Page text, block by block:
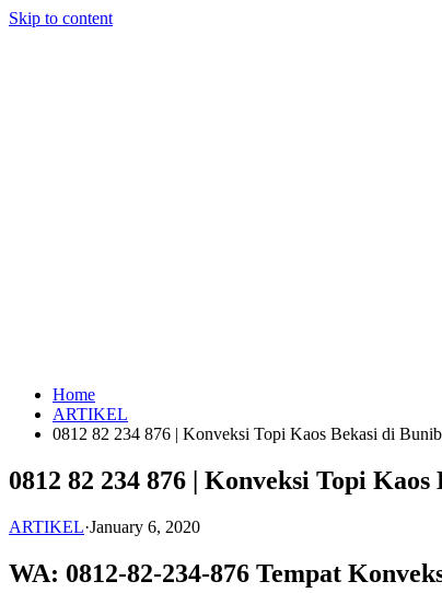
Skip to content
Home
ARTIKEL
0812 82 234 876 | Konveksi Topi Kaos Bekasi di
0812 82 234 876 | Konveksi Topi
ARTIKEL·January 6, 2020
WA: 0812-82-234-876 Tempat